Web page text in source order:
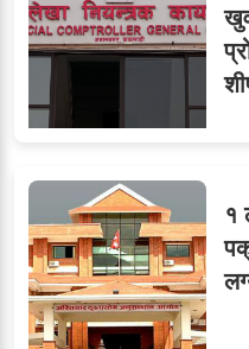
८
जुनियरलाई दोहोरो
मन्त्रालयभित्र
९ओएनएमका नाममा
सब–इन्जिनियरहरुको
ध्यानाकर्षण
१